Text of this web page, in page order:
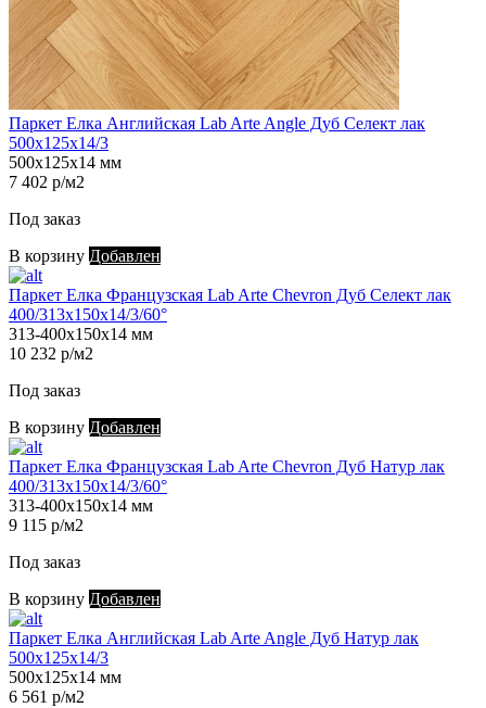
Паркет Елка Английская Lab Arte Angle Дуб Селект лак
500х125х14/3
500х125х14 мм
7 402 р/м2
Под заказ
В корзину Добавлен
Паркет Елка Французская Lab Arte Chevron Дуб Селект лак
400/313х150х14/3/60°
313-400х150х14 мм
10 232 р/м2
Под заказ
В корзину Добавлен
Паркет Елка Французская Lab Arte Chevron Дуб Натур лак
400/313х150х14/3/60°
313-400х150х14 мм
9 115 р/м2
Под заказ
В корзину Добавлен
Паркет Елка Английская Lab Arte Angle Дуб Натур лак
500х125х14/3
500х125х14 мм
6 561 р/м2